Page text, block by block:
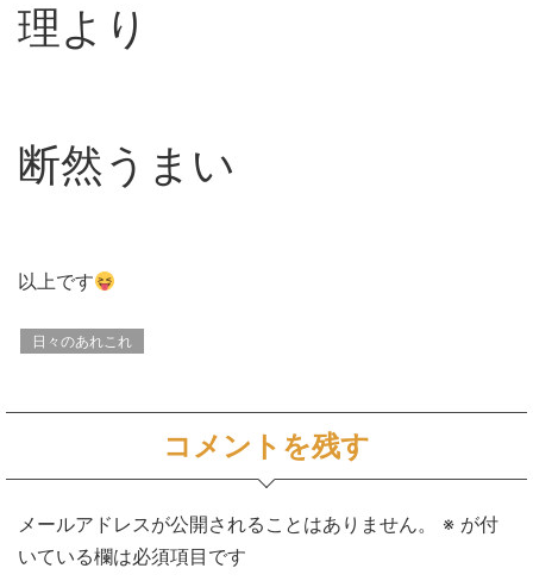
理より
断然うまい
以上です
日々のあれこれ
コメントを残す
メールアドレスが公開されることはありません。 ※ が付
いている欄は必須項目です